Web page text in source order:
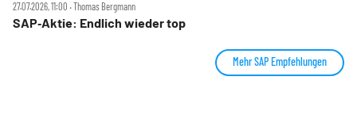
27.07.2026, 11:00 ‧ Thomas Bergmann
SAP‑Aktie: Endlich wieder top
Mehr SAP Empfehlungen